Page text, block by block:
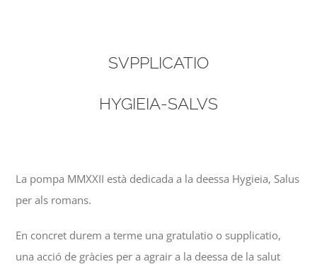
SVPPLICATIO
HYGIEIA-SALVS
La pompa MMXXII està dedicada a la deessa Hygieia, Salus
per als romans.
En concret durem a terme una gratulatio o supplicatio,
una acció de gràcies per a agrair a la deessa de la salut